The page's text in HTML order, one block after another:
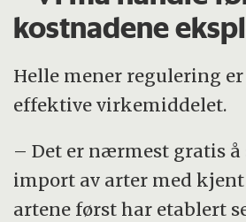
kostnadene
Helle mener regulering
effektive virkemiddelet.
– Det er nærmest gratis
import av arter med
artene først har etablert